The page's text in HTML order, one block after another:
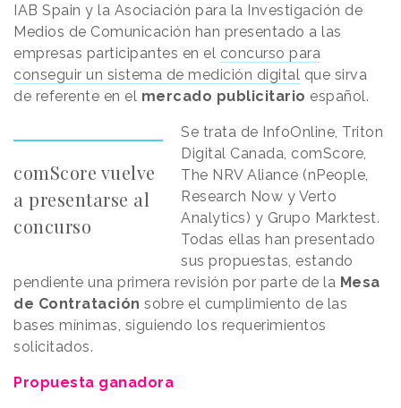
IAB Spain y la Asociación para la Investigación de
Medios de Comunicación han presentado a las
empresas participantes en el concurso para
conseguir un sistema de medición digital que sirva
de referente en el mercado publicitario español.
comScore vuelve
a presentarse al
concurso
Se trata de InfoOnline, Triton
Digital Canada, comScore,
The NRV Aliance (nPeople,
Research Now y Verto
Analytics) y Grupo Marktest.
Todas ellas han presentado
sus propuestas, estando
pendiente una primera revisión por parte de la Mesa
de Contratación sobre el cumplimiento de las
bases mínimas, siguiendo los requerimientos
solicitados.
Propuesta ganadora